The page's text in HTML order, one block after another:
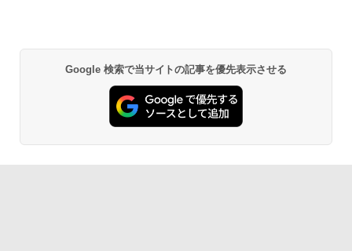
Google 検索で当サイトの記事を優先表示させる